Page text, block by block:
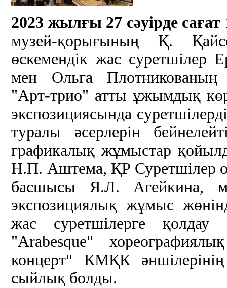
2023 жылғы 27 сәуірде сағат
музей-қорығының Қ.
өскемендік жас суретшілер
мен Ольга
"Арт-трио" атты ұжымдық
экспозициясында
туралы әсерлерін
графикалық жұмыстар
Н.П. Аштема, ҚР Суретшілер
басшысы Я.Л. Агейкина,
экспозициялық жұмыс
жас суретшілерге қолдау
"Arabesque"
концерт" КМҚК
сыйлық болды.